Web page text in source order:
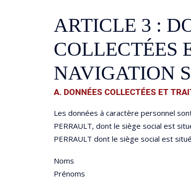
ARTICLE 3 :
COLLECTÉES
NAVIGATION
A. DONNÉES COLLECTÉES ET
Les données à caractère personnel
PERRAULT, dont le siège social est
PERRAULT dont le siège social est
Noms
Prénoms